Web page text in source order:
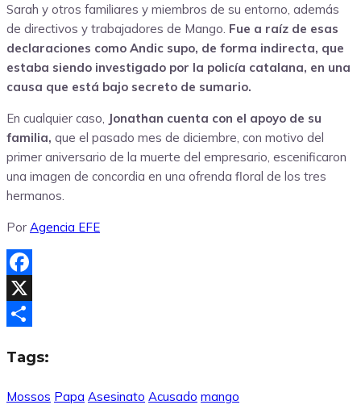
Sarah y otros familiares y miembros de su entorno, además
de directivos y trabajadores de Mango. Fue a raíz de esas
declaraciones como Andic supo, de forma indirecta, que
estaba siendo investigado por la policía catalana, en una
causa que está bajo secreto de sumario.
En cualquier caso, Jonathan cuenta con el apoyo de su
familia, que el pasado mes de diciembre, con motivo del
primer aniversario de la muerte del empresario, escenificaron
una imagen de concordia en una ofrenda floral de los tres
hermanos.
Por Agencia EFE
Facebook
X
Tags:
Mossos Papa Asesinato Acusado mango